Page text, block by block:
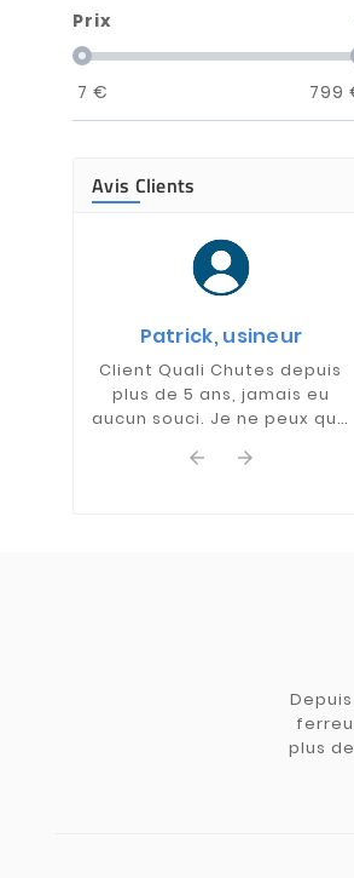
Prix
7 € 799
Avis Clients
Patrick, usineur
Client Quali Chutes depuis
plus de 5 ans, jamais eu
aucun souci. Je ne peux que
 
plus